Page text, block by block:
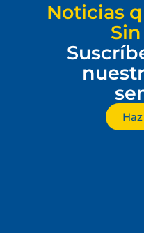
Noticias